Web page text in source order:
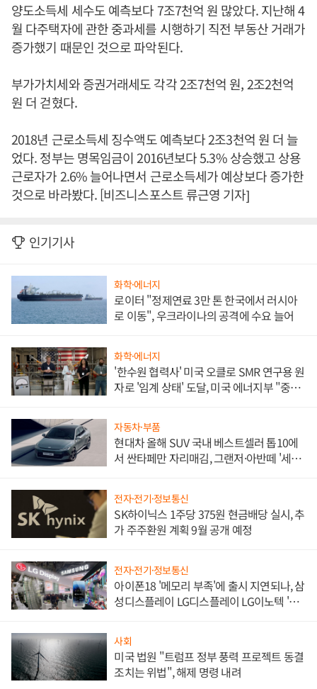
양도소득세 세수도 예측보다 7조7천억 원 많았다. 지난해 4
월 다주택자에 관한 중과세를 시행하기 직전 부동산 거래가
증가했기 때문인 것으로 파악된다.
부가가치세와 증권거래세도 각각 2조7천억 원, 2조2천억
원 더 걷혔다.
2018년 근로소득세 징수액도 예측보다 2조3천억 원 더 늘
었다. 정부는 명목임금이 2016년보다 5.3% 상승했고 상용
근로자가 2.6% 늘어나면서 근로소득세가 예상보다 증가한
것으로 바라봤다. [비즈니스포스트 류근영 기자]
인기기사
화학·에너지
로이터 "정제연료 3만 톤 한국에서 러시아
로 이동", 우크라이나의 공격에 수요 늘어
화학·에너지
'한수원 협력사' 미국 오클로 SMR 연구용 원
자로 '임계 상태' 도달, 미국 에너지부 "중요
자동차·부품
현대차 올해 SUV 국내 베스트셀러 톱10에
서 싼타페만 자리매김, 그랜저·아반떼 '세단
전자·전기·정보통신
SK하이닉스 1주당 375원 현금배당 실시, 추
가 주주환원 계획 9월 공개 예정
전자·전기·정보통신
아이폰18 '메모리 부족'에 출시 지연되나, 삼
성디스플레이 LG디스플레이 LG이노텍 '탈
사회
미국 법원 "트럼프 정부 풍력 프로젝트 동결
조치는 위법", 해제 명령 내려